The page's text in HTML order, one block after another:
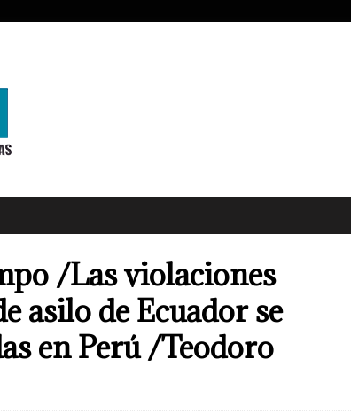
/Las violaciones
asilo de Ecuador se
en Perú /Teodoro